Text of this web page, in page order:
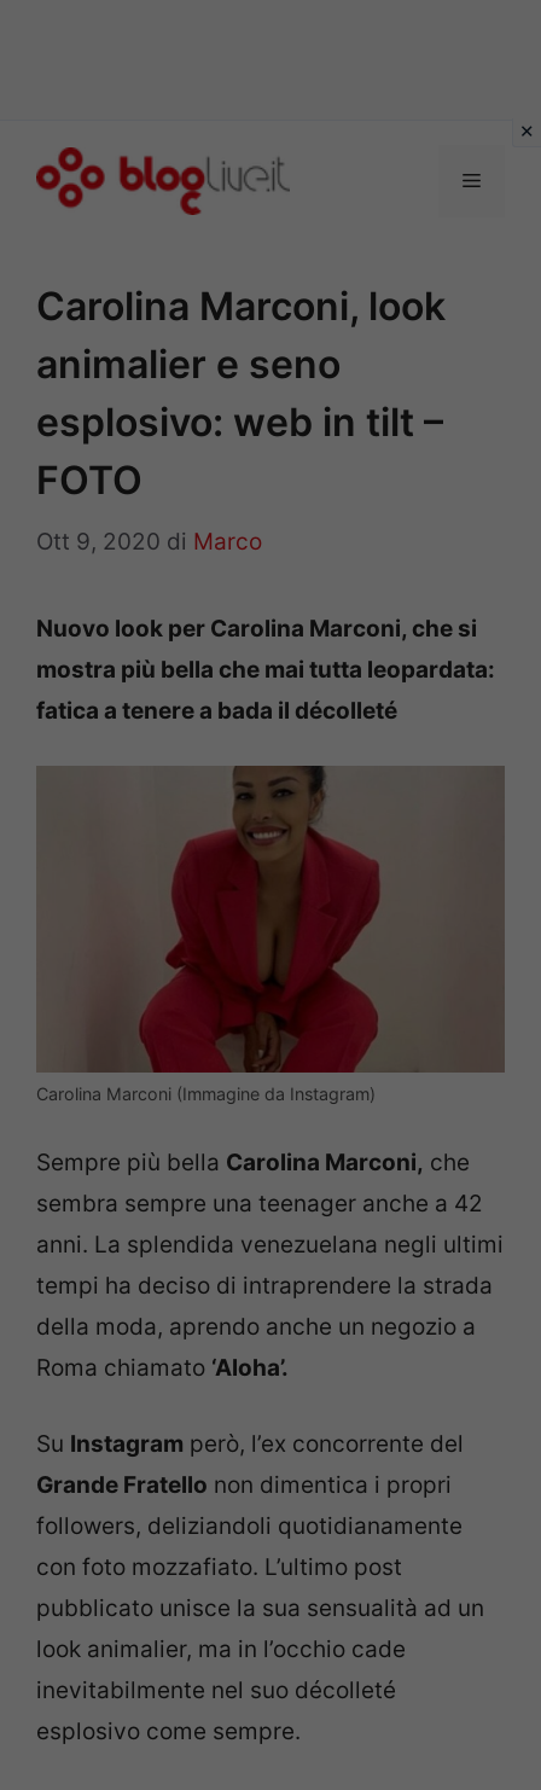
Menu
Carolina Marconi, look
animalier e seno
esplosivo: web in tilt –
FOTO
Ott 9, 2020 di Marco
Nuovo look per Carolina Marconi, che si
mostra più bella che mai tutta leopardata:
fatica a tenere a bada il décolleté
Carolina Marconi (Immagine da Instagram)
Sempre più bella Carolina Marconi, che
sembra sempre una teenager anche a 42
anni. La splendida venezuelana negli ultimi
tempi ha deciso di intraprendere la strada
della moda, aprendo anche un negozio a
Roma chiamato ‘Aloha’.
Su Instagram però, l’ex concorrente del
Grande Fratello non dimentica i propri
followers, deliziandoli quotidianamente
con foto mozzafiato. L’ultimo post
pubblicato unisce la sua sensualità ad un
look animalier, ma in l’occhio cade
inevitabilmente nel suo décolleté
esplosivo come sempre.